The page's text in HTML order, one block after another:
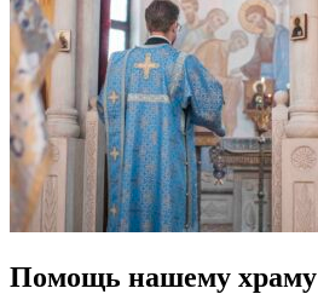
Помощь нашему храму